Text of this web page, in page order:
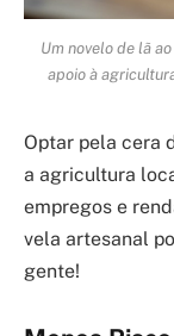
Um novelo de lã
apoio à
Optar pela cera
a agricultura
empregos e
vela artesanal
gente!